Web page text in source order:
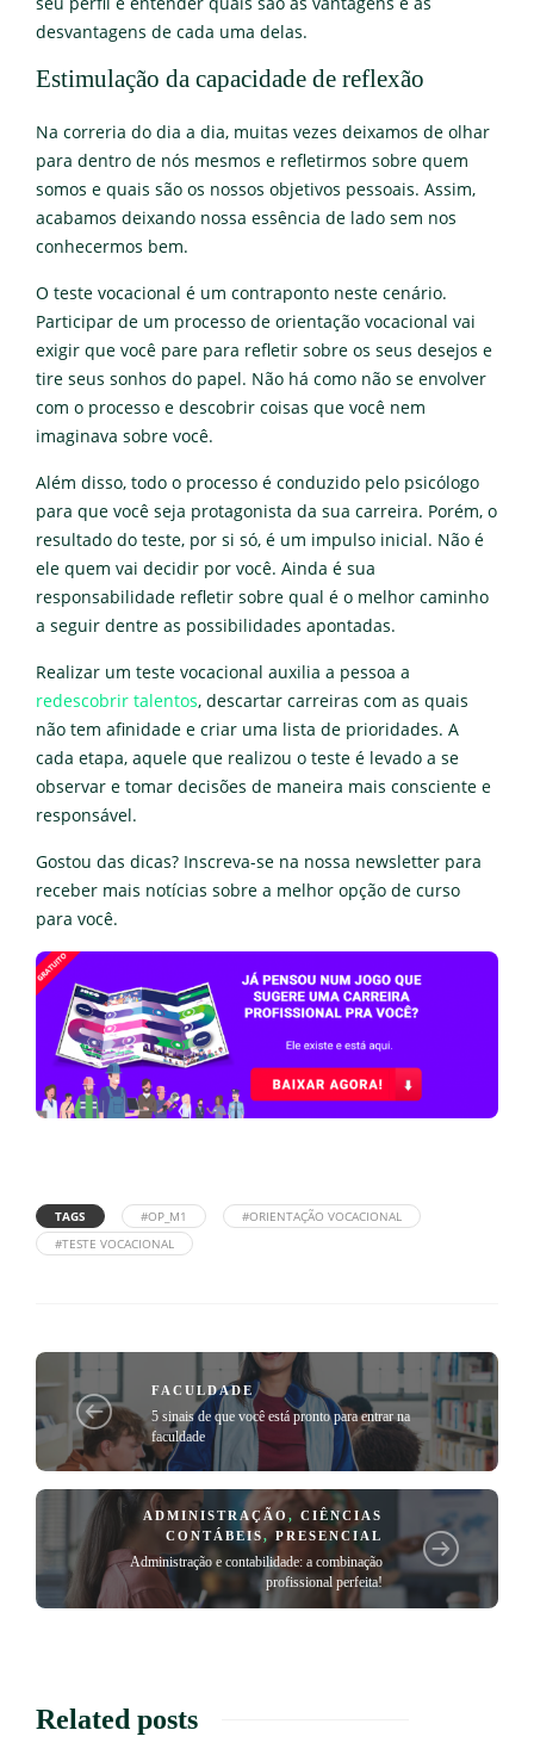
desvantagens de cada uma delas.
Estimulação da capacidade de reflexão
Na correria do dia a dia, muitas vezes deixamos de olhar
para dentro de nós mesmos e refletirmos sobre quem
somos e quais são os nossos objetivos pessoais. Assim,
acabamos deixando nossa essência de lado sem nos
conhecermos bem.
O teste vocacional é um contraponto neste cenário.
Participar de um processo de orientação vocacional vai
exigir que você pare para refletir sobre os seus desejos e
tire seus sonhos do papel. Não há como não se envolver
com o processo e descobrir coisas que você nem
imaginava sobre você.
Além disso, todo o processo é conduzido pelo psicólogo
para que você seja protagonista da sua carreira. Porém, o
resultado do teste, por si só, é um impulso inicial. Não é
ele quem vai decidir por você. Ainda é sua
responsabilidade refletir sobre qual é o melhor caminho
a seguir dentre as possibilidades apontadas.
Realizar um teste vocacional auxilia a pessoa a
redescobrir talentos, descartar carreiras com as quais
não tem afinidade e criar uma lista de prioridades. A
cada etapa, aquele que realizou o teste é levado a se
observar e tomar decisões de maneira mais consciente e
responsável.
Gostou das dicas? Inscreva-se na nossa newsletter para
receber mais notícias sobre a melhor opção de curso
para você.
TAGS #OP_M1
#ORIENTAÇÃO VOCACIONAL
#TESTE VOCACIONAL
FACULDADE
5 sinais de que você está pronto para entrar na
faculdade
ADMINISTRAÇÃO , CIÊNCIAS
CONTÁBEIS,PRESENCIAL
Administração e contabilidade: a combinação
profissional perfeita!
Related posts